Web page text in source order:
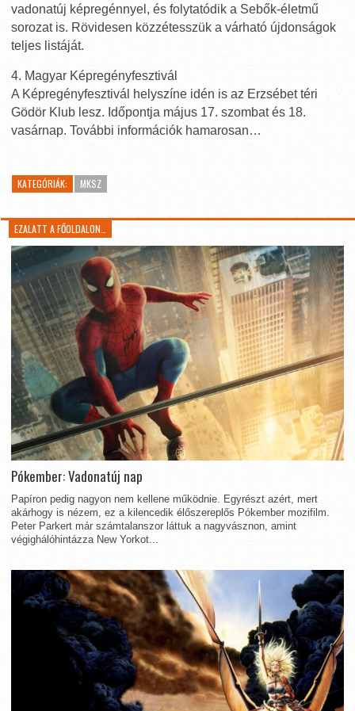
vadonatúj képregénnyel, és folytatódik a Sebők-életmű
sorozat is. Rövidesen közzétesszük a várható újdonságok
teljes listáját.
4. Magyar Képregényfesztivál
A Képregényfesztivál helyszíne idén is az Erzsébet téri
Gödör Klub lesz. Időpontja május 17. szombat és 18.
vasárnap. További információk hamarosan…
KATEGÓRIÁK: MKSZ
EZALATT A FŐOLDALON…
Pókember: Vadonatúj nap
Papíron pedig nagyon nem kellene működnie. Egyrészt azért, mert
akárhogy is nézem, ez a kilencedik élőszereplős Pókember mozifilm.
Peter Parkert már számtalanszor láttuk a nagyvásznon, amint
végighálóhintázza New Yorkot...